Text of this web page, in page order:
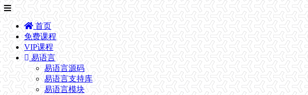
首页
免费课程
VIP课程
易语言
易语言源码
易语言支持库
易语言模块